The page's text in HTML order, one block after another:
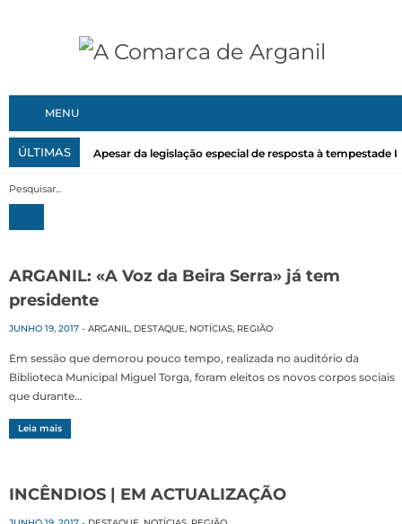
MENU
ÚLTIMAS Apesar da legislação especial de resposta à tempestade
ARGANIL: «A Voz da Beira Serra» já tem
presidente
JUNHO 19, 2017 - ARGANIL, DESTAQUE, NOTÍCIAS, REGIÃO
Em sessão que demorou pouco tempo, realizada no auditório da
Biblioteca Municipal Miguel Torga, foram eleitos os novos corpos sociais
que durante…
Leia mais
INCÊNDIOS | EM ACTUALIZAÇÃO